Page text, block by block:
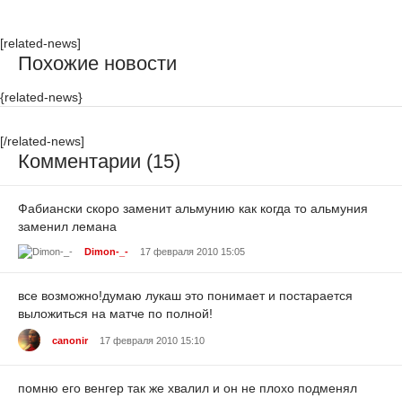
[related-news]
Похожие новости
{related-news}
[/related-news]
Комментарии (15)
Фабиански скоро заменит альмунию как когда то альмуния
заменил лемана
Dimon-_- 17 февраля 2010 15:05
все возможно!думаю лукаш это понимает и постарается
выложиться на матче по полной!
canonir 17 февраля 2010 15:10
помню его венгер так же хвалил и он не плохо подменял